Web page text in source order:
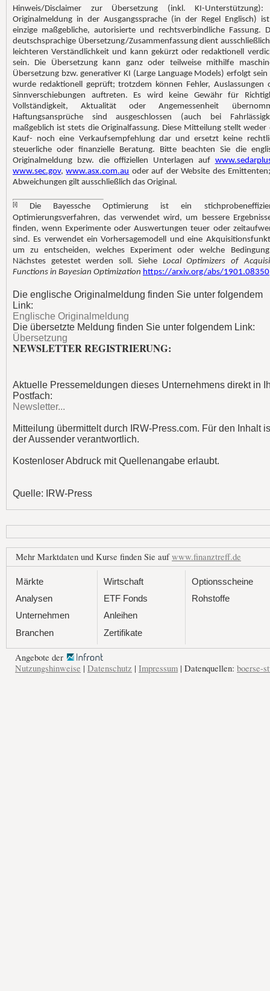
Hinweis/Disclaimer zur Übersetzung (inkl. KI-Unterstützung):
Originalmeldung in der Ausgangssprache (in der Regel Englisch)
einzige maßgebliche, autorisierte und rechtsverbindliche Fassung.
deutschsprachige Übersetzung/Zusammenfassung dient
leichteren Verständlichkeit und kann gekürzt oder redaktionell
sein. Die Übersetzung kann ganz oder teilweise mithilfe
Übersetzung bzw. generativer KI (Large Language Models) erfolgt
wurde redaktionell geprüft; trotzdem können Fehler, Auslassungen
Sinnverschiebungen auftreten. Es wird keine Gewähr für
Vollständigkeit, Aktualität oder Angemessenheit
Haftungsansprüche sind ausgeschlossen (auch bei
maßgeblich ist stets die Originalfassung. Diese Mitteilung stellt weder
Kauf- noch eine Verkaufsempfehlung dar und ersetzt keine
steuerliche oder finanzielle Beratung. Bitte beachten Sie die
Originalmeldung bzw. die offiziellen Unterlagen auf
www.sec.gov,www.asx.com.au oder auf der Website des
Abweichungen gilt ausschließlich das Original.
[i]
Die Bayessche Optimierung ist ein
Optimierungsverfahren, das verwendet wird, um bessere
finden, wenn Experimente oder Auswertungen teuer oder
sind. Es verwendet ein Vorhersagemodell und eine
um zu entscheiden, welches Experiment oder welche
Nächstes getestet werden soll. Siehe Local Optimizers of
Functions in Bayesian Optimization https://arxiv.org/abs/1901.08350
Die englische Originalmeldung finden Sie unter folgendem
Link:
Englische Originalmeldung
Die übersetzte Meldung finden Sie unter folgendem Link:
Übersetzung
NEWSLETTER REGISTRIERUNG:
Aktuelle Pressemeldungen dieses Unternehmens direkt in
Postfach:
Newsletter...
Mitteilung übermittelt durch IRW-Press.com. Für den Inhalt
der Aussender verantwortlich.
Kostenloser Abdruck mit Quellenangabe erlaubt.
Quelle: IRW-Press
Mehr Marktdaten und Kurse finden Sie aufwww.finanztreff.de
Märkte
Analysen
Unternehmen
Branchen
Wirtschaft
ETF Fonds
Anleihen
Zertifikate
Optionsscheine
Rohstoffe
Angebote der
Nutzungshinweise | Datenschutz | Impressum | Datenquellen: boerse-